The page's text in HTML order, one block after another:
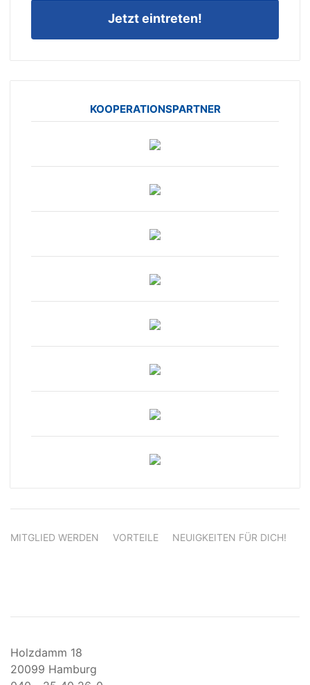
Jetzt eintreten!
KOOPERATIONSPARTNER
MITGLIED WERDEN VORTEILE NEUIGKEITEN FÜR DICH!
Holzdamm 18
20099 Hamburg